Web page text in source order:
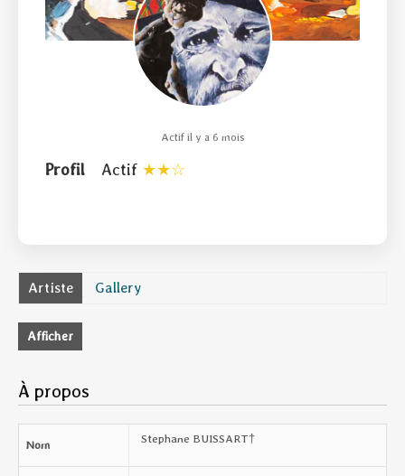
Actif il y a 6 mois
Profil Actif
Artiste Gallery
Afficher
À propos
Nom Stephane BUISSART†